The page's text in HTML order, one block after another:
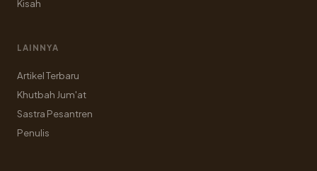
Kisah
LAINNYA
Artikel Terbaru
Khutbah Jum'at
Sastra Pesantren
Penulis